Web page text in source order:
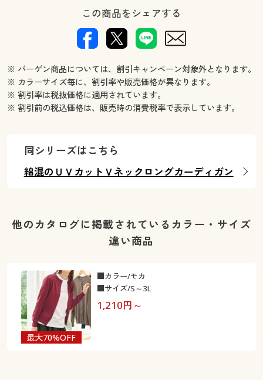
この商品をシェアする
※ バーゲン商品については、割引キャンペーン対象外となります。
※ カラーサイズ毎に、割引率や販売価格が異なります。
※ 割引率は税抜価格に適用されています。
※ 割引前の税込価格は、販売時の消費税率で表示しています。
同シリーズはこちら
綿混のＵＶカットＶネックロングカーディガン
他のカタログに掲載されているカラー・サイズ
違い商品
最大70%OFF
1,210円～
■カラー/モカ
■サイズ/S～3L